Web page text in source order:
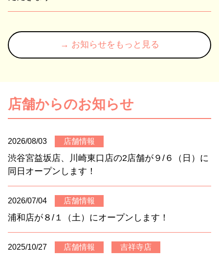
→ お知らせをもっと見る
店舗からのお知らせ
2026/08/03 店舗情報
渋谷宮益坂店、川崎東口店の2店舗が９/６（日）に
同日オープンします！
2026/07/04 店舗情報
浦和店が８/１（土）にオープンします！
2025/10/27 店舗情報 吉祥寺店